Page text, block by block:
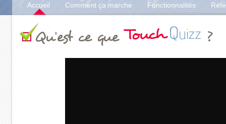
Accueil Comment ça marche Fonctionnalités
Qu'est ce que ?